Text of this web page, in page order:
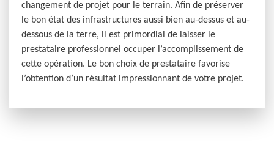
changement de projet pour le terrain. Afin de préserver
le bon état des infrastructures aussi bien au-dessus et au-
dessous de la terre, il est primordial de laisser le
prestataire professionnel occuper l’accomplissement de
cette opération. Le bon choix de prestataire favorise
l’obtention d’un résultat impressionnant de votre projet.